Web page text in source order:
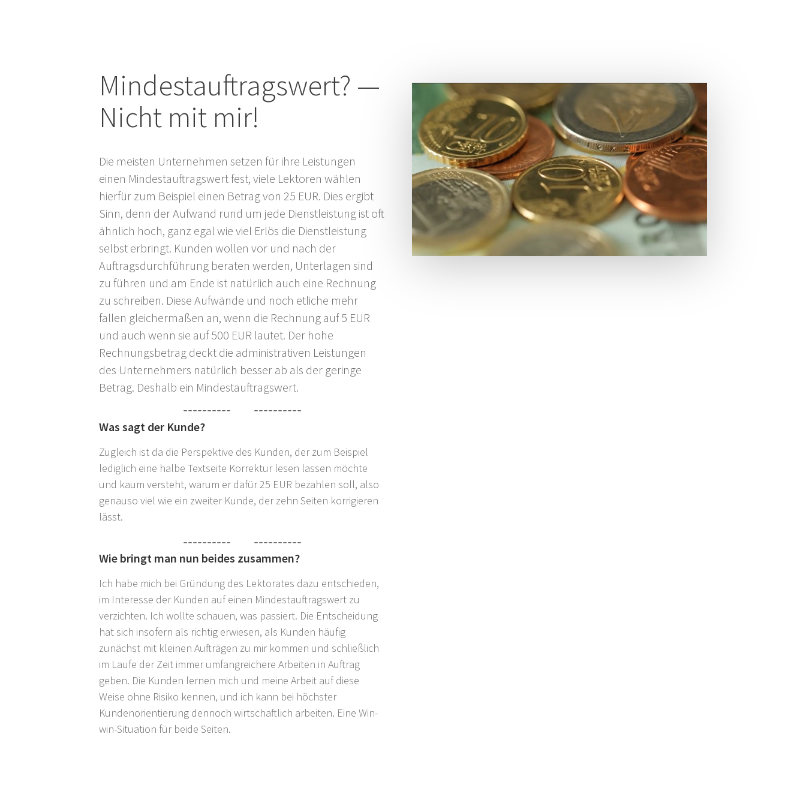
Mindestauftragswert? —
Nicht mit mir!
Die meisten Unternehmen setzen für ihre Leistungen
einen Mindestauftragswert fest, viele Lektoren wählen
hierfür zum Beispiel einen Betrag von 25 EUR. Dies ergibt
Sinn, denn der Aufwand rund um jede Dienstleistung ist oft
ähnlich hoch, ganz egal wie viel Erlös die Dienstleistung
selbst erbringt. Kunden wollen vor und nach der
Auftragsdurchführung beraten werden, Unterlagen sind
zu führen und am Ende ist natürlich auch eine Rechnung
zu schreiben. Diese Aufwände und noch etliche mehr
fallen gleichermaßen an, wenn die Rechnung auf 5 EUR
und auch wenn sie auf 500 EUR lautet. Der hohe
Rechnungsbetrag deckt die administrativen Leistungen
des Unternehmers natürlich besser ab als der geringe
Betrag. Deshalb ein Mindestauftragswert.
Was sagt der Kunde?
Zugleich ist da die Perspektive des Kunden, der zum Beispiel
lediglich eine halbe Textseite Korrektur lesen lassen möchte
und kaum versteht, warum er dafür 25 EUR bezahlen soll, also
genauso viel wie ein zweiter Kunde, der zehn Seiten korrigieren
lässt.
Wie bringt man nun beides zusammen?
Ich habe mich bei Gründung des Lektorates dazu entschieden,
im Interesse der Kunden auf einen Mindestauftragswert zu
verzichten. Ich wollte schauen, was passiert. Die Entscheidung
hat sich insofern als richtig erwiesen, als Kunden häufig
zunächst mit kleinen Aufträgen zu mir kommen und schließlich
im Laufe der Zeit immer umfangreichere Arbeiten in Auftrag
geben. Die Kunden lernen mich und meine Arbeit auf diese
Weise ohne Risiko kennen, und ich kann bei höchster
Kundenorientierung dennoch wirtschaftlich arbeiten. Eine Win-
win-Situation für beide Seiten.